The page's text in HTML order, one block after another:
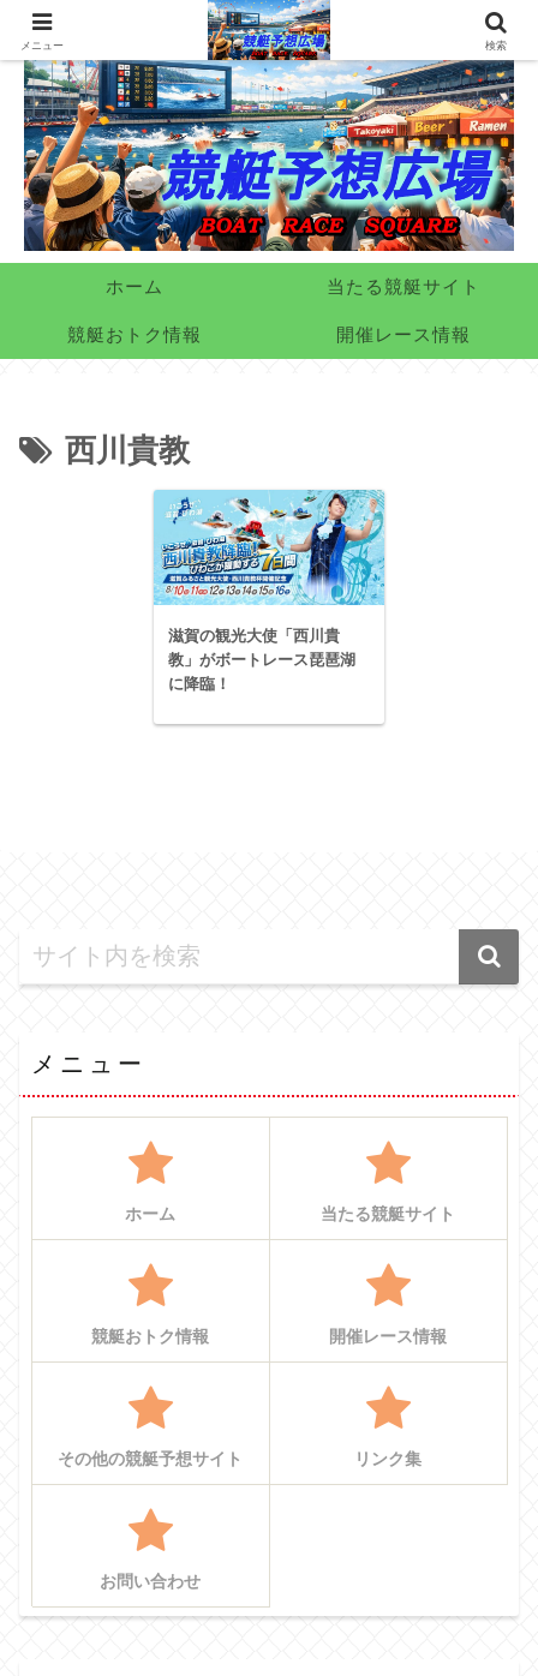
ホーム 当たる競艇サイト
競艇おトク情報 開催レース情報
西川貴教
滋賀の観光大使「西川貴
教」がボートレース琵琶湖
に降臨！
メニュー
ホーム 当たる競艇サイト
競艇おトク情報 開催レース情報
その他の競艇予想サイト リンク集
お問い合わせ
メニュー 検索